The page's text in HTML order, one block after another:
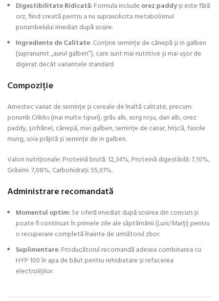
Digestibilitate Ridicată: Formula include orez paddyși este fără
orz, fiind creată pentru a nu suprasolicita metabolismul
porumbelului imediat după sosire.
Ingrediente de Calitate: Conține semințe de cânepă și in galben
(supranumit „aurul galben”), care sunt mai nutritive și mai ușor de
digerat decât variantele standard
Compoziție
Amestec variat de semințe și cereale de înaltă calitate, precum:
porumb Cribbs (mai multe tipuri), grâu alb, sorg roșu, dari alb, orez
paddy, șofrănel, cânepă, mei galben, semințe de canar, hrișcă, fasole
mung, soia prăjită și semințe de in galben.
Valori nutriționale: Proteină brută: 12,34%,Proteină digestibilă: 7,10%,
Grăsimi: 7,08%,Carbohidrați: 55,01%.
Administrare recomandată
Momentul optim: Se oferă imediat după sosirea din concurs și
poate fi continuat în primele zile ale săptămânii (Luni/Marți) pentru
o recuperare completă înainte de următorul zbor.
Suplimentare: Producătorul recomandă adesea combinarea cu
HYP 100 în apa de băut pentru rehidratare și refacerea
electroliților.